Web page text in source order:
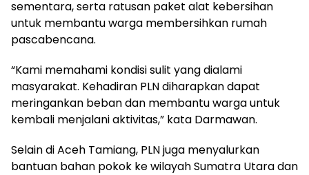
sementara, serta ratusan paket alat kebersihan
untuk membantu warga membersihkan rumah
pascabencana.
“Kami memahami kondisi sulit yang dialami
masyarakat. Kehadiran PLN diharapkan dapat
meringankan beban dan membantu warga untuk
kembali menjalani aktivitas,” kata Darmawan.
Selain di Aceh Tamiang, PLN juga menyalurkan
bantuan bahan pokok ke wilayah Sumatra Utara dan